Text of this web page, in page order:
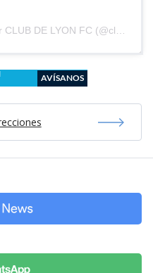
Una publicación compartida por CLUB DE LYON FC (@clubdelyonfc)
AVÍSANOS